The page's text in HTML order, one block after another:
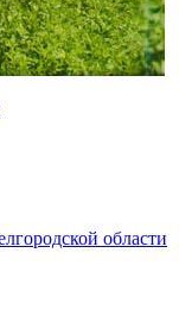
области